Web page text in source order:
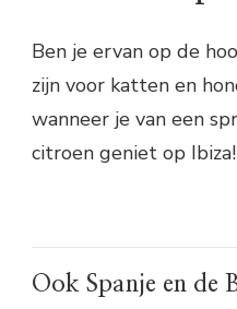
Ben je ervan op de
zijn voor katten en
wanneer je van een
citroen geniet op Ibiza!
Ook Spanje en de